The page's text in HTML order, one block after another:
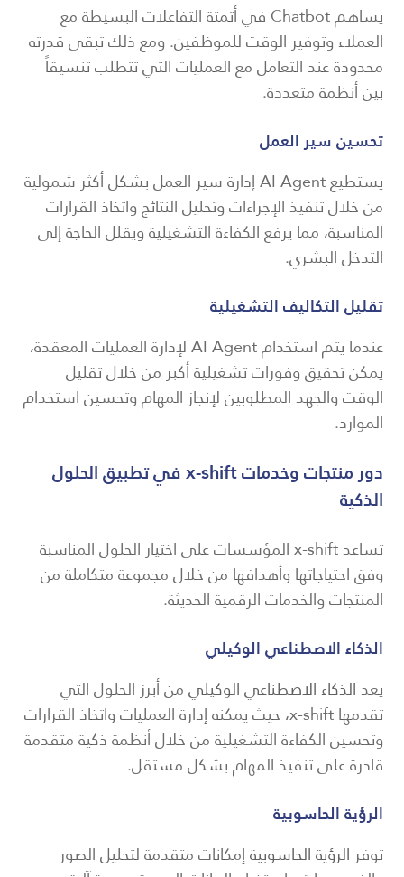
يساهم Chatbot في أتمتة التفاعلات البسيطة مع
العملاء وتوفير الوقت للموظفين. ومع ذلك تبقى قدرته
محدودة عند التعامل مع العمليات التي تتطلب تنسيقاً
بين أنظمة متعددة.
تحسين سير العمل
يستطيع AI Agent إدارة سير العمل بشكل أكثر شمولية
من خلال تنفيذ الإجراءات وتحليل النتائج واتخاذ القرارات
المناسبة، مما يرفع الكفاءة التشغيلية ويقلل الحاجة إلى
التدخل البشري.
تقليل التكاليف التشغيلية
عندما يتم استخدام AI Agent لإدارة العمليات المعقدة،
يمكن تحقيق وفورات تشغيلية أكبر من خلال تقليل
الوقت والجهد المطلوبين لإنجاز المهام وتحسين استخدام
الموارد.
دور منتجات وخدمات x-shift في تطبيق الحلول
الذكية
تساعد x-shift المؤسسات على اختيار الحلول المناسبة
وفق احتياجاتها وأهدافها من خلال مجموعة متكاملة من
المنتجات والخدمات الرقمية الحديثة.
الذكاء الاصطناعي الوكيلي
يعدالذكاء الاصطناعي الوكيليمن أبرز الحلول التي
تقدمها x-shift، حيث يمكنه إدارة العمليات واتخاذ القرارات
وتحسين الكفاءة التشغيلية من خلال أنظمة ذكية متقدمة
قادرة على تنفيذ المهام بشكل مستقل.
الرؤية الحاسوبية
توفر الرؤية الحاسوبيةإمكانات متقدمة لتحليل الصور